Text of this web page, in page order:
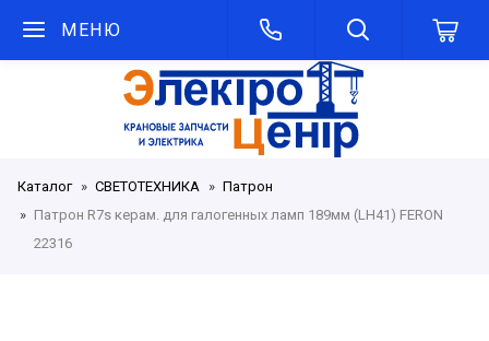
МЕНЮ
Каталог СВЕТОТЕХНИКА
Патрон
Патрон R7s керам. для галогенных ламп 189мм (LH41) FERON
22316